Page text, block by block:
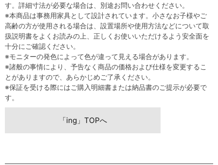
す。詳細寸法が必要な場合は、別途お問い合わせください。
※本商品は事務用家具として設計されています。小さなお子様やご
高齢の方が使用される場合は、設置場所や使用方法などについて取
扱説明書をよくお読みの上、正しくお使いいただけるよう安全面を
十分にご確認ください。
※モニターの発色によって色が違って見える場合があります。
※諸般の事情により、予告なく商品の価格および仕様を変更するこ
とがありますので、あらかじめご了承ください。
※保証を受ける際にはご購入明細書または納品書のご提示が必要で
す。
「ing」TOPへ